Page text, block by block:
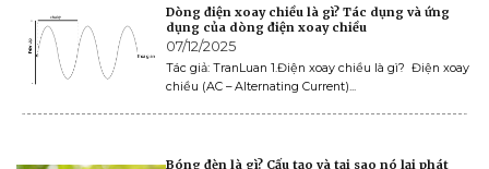
Dòng điện xoay chiều là gì? Tác dụng và ứng
dụng của dòng điện xoay chiều
07/12/2025
Tác giả: TranLuan 1.Điện xoay chiều là gì? Điện xoay
chiều (AC – Alternating Current)...
Bóng đèn là gì? Cấu tạo và tại sao nó lại phát